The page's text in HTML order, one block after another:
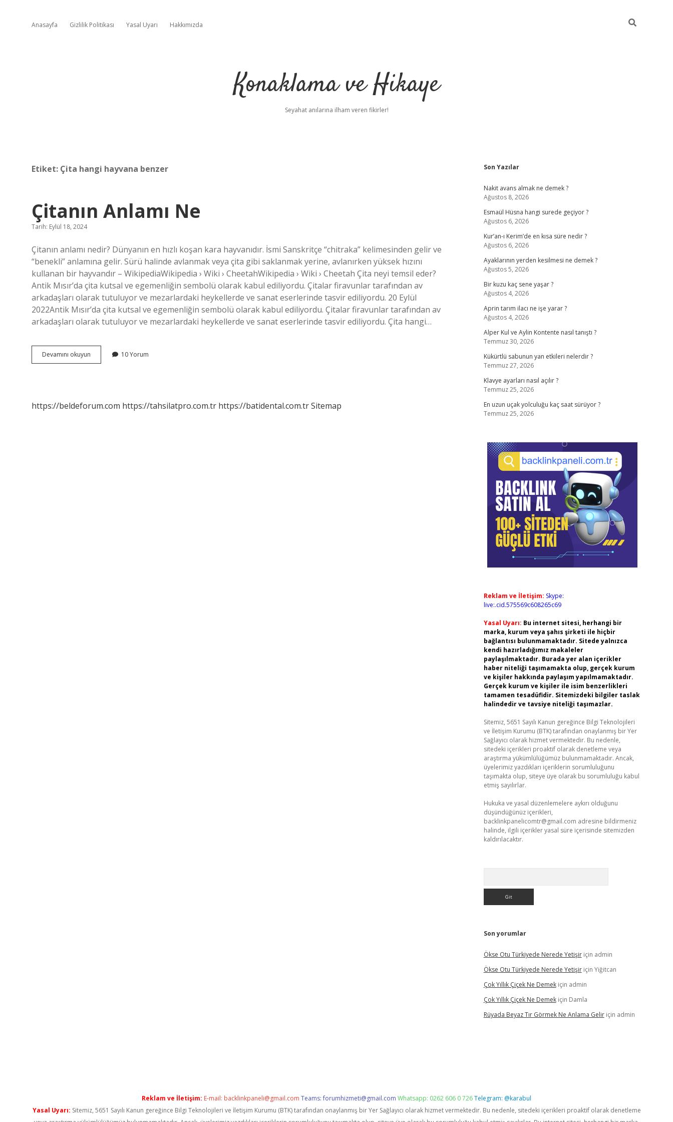
Anasayfa Gizlilik Politikası Yasal Uyarı Hakkımızda
Konaklama ve Hikaye
Seyahat anılarına ilham veren fikirler!
Etiket: Çita hangi hayvana benzer
Çitanın Anlamı Ne
Tarih: Eylül 18, 2024
Çitanın anlamı nedir? Dünyanın en hızlı koşan kara hayvanıdır. İsmi Sanskritçe “chitraka” kelimesinden gelir ve
“benekli” anlamına gelir. Sürü halinde avlanmak veya çita gibi saklanmak yerine, avlanırken yüksek hızını
kullanan bir hayvandır – WikipediaWikipedia › Wiki › CheetahWikipedia › Wiki › Cheetah Çita neyi temsil eder?
Antik Mısır’da çita kutsal ve egemenliğin sembolü olarak kabul ediliyordu. Çitalar firavunlar tarafından av
arkadaşları olarak tutuluyor ve mezarlardaki heykellerde ve sanat eserlerinde tasvir ediliyordu. 20 Eylül
2022Antik Mısır’da çita kutsal ve egemenliğin sembolü olarak kabul ediliyordu. Çitalar firavunlar tarafından av
arkadaşları olarak tutuluyor ve mezarlardaki heykellerde ve sanat eserlerinde tasvir ediliyordu. Çita hangi…
Devamını okuyun
Anlamı
10 Yorum
https://beldeforum.com https://tahsilatpro.com.tr https://batidental.com.trSitemap
Sidebar
Son Yazılar
Nakit avans almak ne demek ?
Ağustos 8, 2026
Esmaül Hüsna hangi surede geçiyor ?
Ağustos 6, 2026
Kur’an-ı Kerim’de en kısa süre nedir ?
Ağustos 6, 2026
Ayaklarının yerden kesilmesi ne demek ?
Ağustos 5, 2026
Bir kuzu kaç sene yaşar ?
Ağustos 4, 2026
Aprin tarım ilacı ne işe yarar ?
Ağustos 4, 2026
Alper Kul ve Aylin Kontente nasıl tanıştı ?
Temmuz 30, 2026
Kükürtlü sabunun yan etkileri nelerdir ?
Temmuz 27, 2026
Klavye ayarları nasıl açılır ?
Temmuz 25, 2026
En uzun uçak yolculuğu kaç saat sürüyor ?
Temmuz 25, 2026
Reklam ve İletişim: Skype:
live:.cid.575569c608265c69
Yasal Uyarı: Bu internet sitesi, herhangi bir
marka, kurum veya şahıs şirketi ile hiçbir
bağlantısı bulunmamaktadır. Sitede yalnızca
kendi hazırladığımız makaleler
paylaşılmaktadır. Burada yer alan içerikler
haber niteliği taşımamakta olup, gerçek kurum
ve kişiler hakkında paylaşım yapılmamaktadır.
Gerçek kurum ve kişiler ile isim benzerlikleri
tamamen tesadüfidir. Sitemizdeki bilgiler taslak
halindedir ve tavsiye niteliği taşımazlar.
Sitemiz, 5651 Sayılı Kanun gereğince Bilgi Teknolojileri
ve İletişim Kurumu (BTK) tarafından onaylanmış bir Yer
Sağlayıcı olarak hizmet vermektedir. Bu nedenle,
sitedeki içerikleri proaktif olarak denetleme veya
araştırma yükümlülüğümüz bulunmamaktadır. Ancak,
üyelerimiz yazdıkları içeriklerin sorumluluğunu
taşımakta olup, siteye üye olarak bu sorumluluğu kabul
etmiş sayılırlar.
Hukuka ve yasal düzenlemelere aykırı olduğunu
düşündüğünüz içerikleri,
backlinkpanelicomtr@gmail.com adresine bildirmeniz
halinde, ilgili içerikler yasal süre içerisinde sitemizden
kaldırılacaktır.
Son yorumlar
Ökse Otu Türkiyede Nerede Yetişiriçin admin
Ökse Otu Türkiyede Nerede Yetişiriçin Yiğitcan
Çok Yıllık Çiçek Ne Demekiçin admin
Çok Yıllık Çiçek Ne Demekiçin Damla
Rüyada Beyaz Tır Görmek Ne Anlama Geliriçin admin
Reklam ve İletişim: E-mail: backlinkpaneli@gmail.com Teams:forumhizmeti@gmail.com Whatsapp: 0262 606 0 726Telegram: @karabul
Yasal Uyarı: Sitemiz, 5651 Sayılı Kanun gereğince Bilgi Teknolojileri ve İletişim Kurumu (BTK) tarafından onaylanmış bir Yer Sağlayıcı olarak hizmet vermektedir. Bu nedenle, sitedeki içerikleri proaktif olarak denetleme